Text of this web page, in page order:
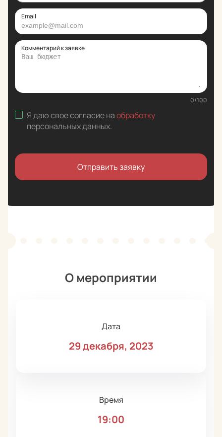
Email
Комментарий к заявке
0/100
Я даю свое согласие наобработку
персональных данных.
Отправить заявку
О мероприятии
Дата
29 декабря, 2023
Время
19:00